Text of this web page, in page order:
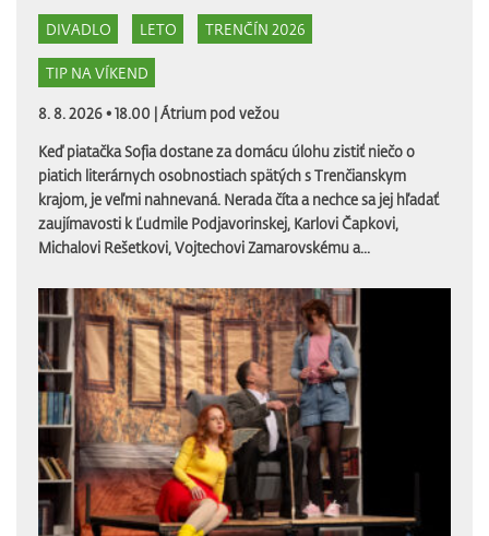
DIVADLO LETO TRENČÍN 2026
TIP NA VÍKEND
8. 8. 2026 • 18.00 |Átrium pod vežou
Keď piatačka Sofia dostane za domácu úlohu zistiť niečo o
piatich literárnych osobnostiach spätých s Trenčianskym
krajom, je veľmi nahnevaná. Nerada číta a nechce sa jej hľadať
zaujímavosti k Ľudmile Podjavorinskej, Karlovi Čapkovi,
Michalovi Rešetkovi, Vojtechovi Zamarovskému a...